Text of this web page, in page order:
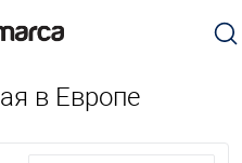
в Европе